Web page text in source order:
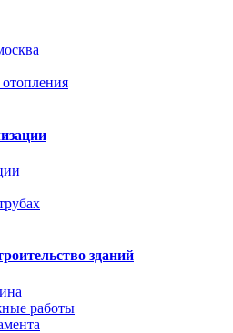
зданий
работы